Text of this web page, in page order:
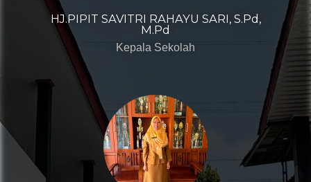
HJ.PIPIT SAVITRI RAHAYU SARI, S.Pd,
M.Pd
Kepala Sekolah